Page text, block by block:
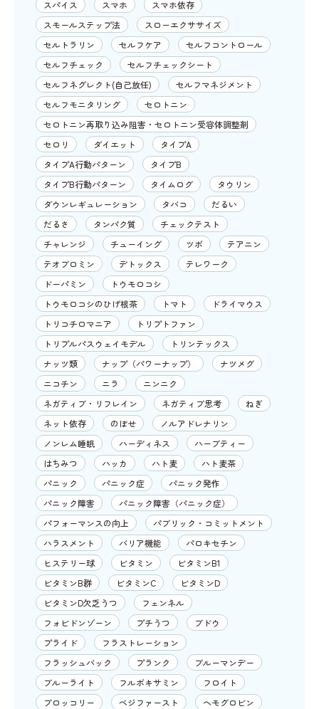
スパイス スマホ
スマホ依存
スモールステップ法
スローエクササイズ
セルトラリン
セルフケア
セルフコントロール
セルフチェック
セルフチェックシート
セルフネグレクト(自己放任)
セルフマネジメント
セルフモニタリング
セロトニン
セロトニン再取り込み阻害・セロトニン受容体調整剤
セロリ
ダイエット
タイプA
タイプA行動パターン
タイプB
タイプB行動パターン
タイムログ
タウリン
ダウンレギュレーション
タバコ
だるい
だるさ
タンパク質
チェックテスト
チャレンジ
チューイング ツボ
テアニン
テオブロミン
デトックス
テレワーク
ドーパミン
トウモロコシ
トウモロコシのひげ根茶
トマト
ドライマウス
トリコチロマニア
トリプトファン
トリプルパスウェイモデル
トリンテックス
ナッツ類
ナップ（パワーナップ）
ナツメグ
ニコチン
ニラ
ニンニク
ネガティブ・リフレイン
ネガティブ思考
ねぎ
ネット依存
のぼせ
ノルアドレナリン
ノンレム睡眠
ハーディネス
ハーブティー
はちみつ
ハッカ ハト麦
ハト麦茶
パニック
パニック症
パニック発作
パニック障害
パニック障害（パニック症）
パフォーマンスの向上
パブリック・コミットメント
ハラスメント
バリア機能
パロキセチン
ヒステリー球
ビタミン
ビタミンB1
ビタミンB群
ビタミンC
ビタミンD
ビタミンD欠乏うつ
フェンネル
フォビドンゾーン
プチうつ
ブドウ
プライド
フラストレーション
フラッシュバック
プランク
ブルーマンデー
ブルーライト
フルボキサミン
フロイト
ブロッコリー
ベジファースト
ヘモグロビン